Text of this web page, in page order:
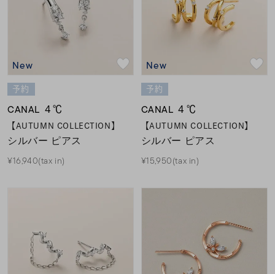
New
予約
CANAL ４℃
【AUTUMN COLLECTION】
シルバー ピアス
¥16,940(tax in)
New
予約
CANAL ４℃
【AUTUMN COLLECTION】
シルバー ピアス
¥15,950(tax in)